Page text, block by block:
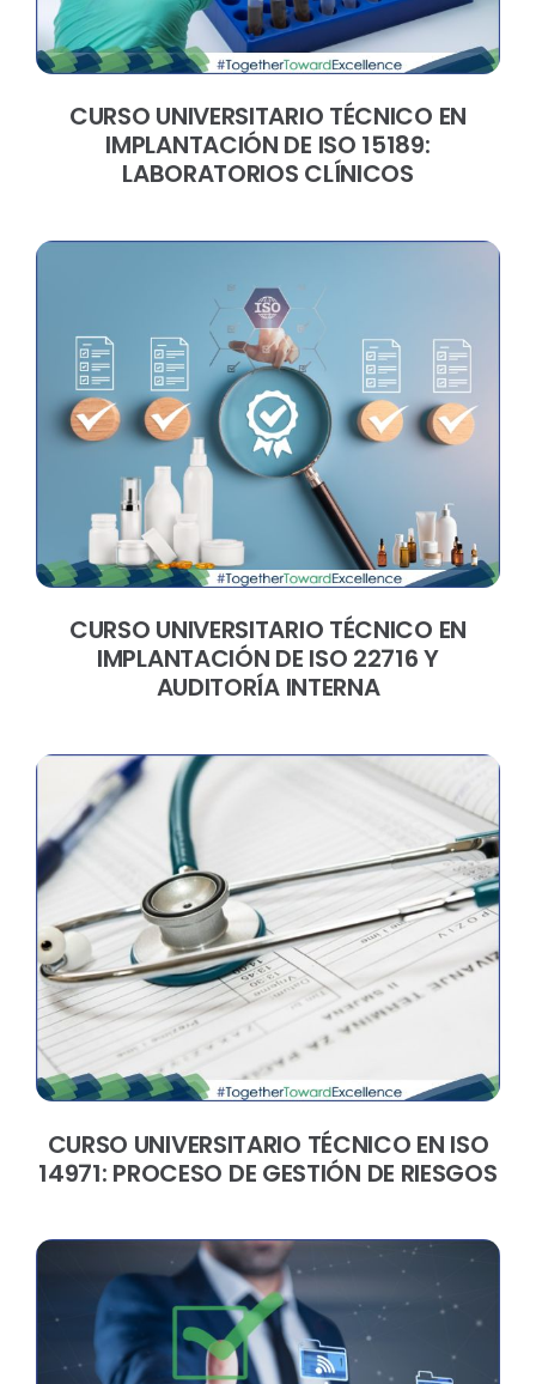
CURSO UNIVERSITARIO TÉCNICO EN
IMPLANTACIÓN DE ISO 15189:
LABORATORIOS CLÍNICOS
CURSO UNIVERSITARIO TÉCNICO EN
IMPLANTACIÓN DE ISO 22716 Y
AUDITORÍA INTERNA
CURSO UNIVERSITARIO TÉCNICO EN ISO
14971: PROCESO DE GESTIÓN DE RIESGOS